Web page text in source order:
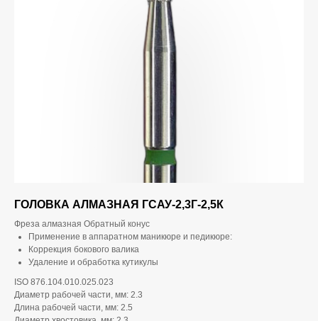
ГОЛОВКА АЛМАЗНАЯ ГСАУ-2,3Г-2,5К
Фреза алмазная Обратный конус
Применение в аппаратном маникюре и педикюре:
Коррекция бокового валика
Удаление и обработка кутикулы
ISO 876.104.010.025.023
Диаметр рабочей части, мм: 2.3
Длина рабочей части, мм: 2.5